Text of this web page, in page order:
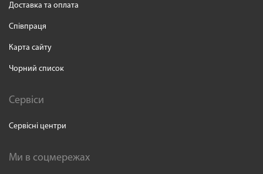
Доставка та оплата
Співпраця
Карта сайту
Чорний список
Сервіси
Сервісні центри
Ми в соцмережах